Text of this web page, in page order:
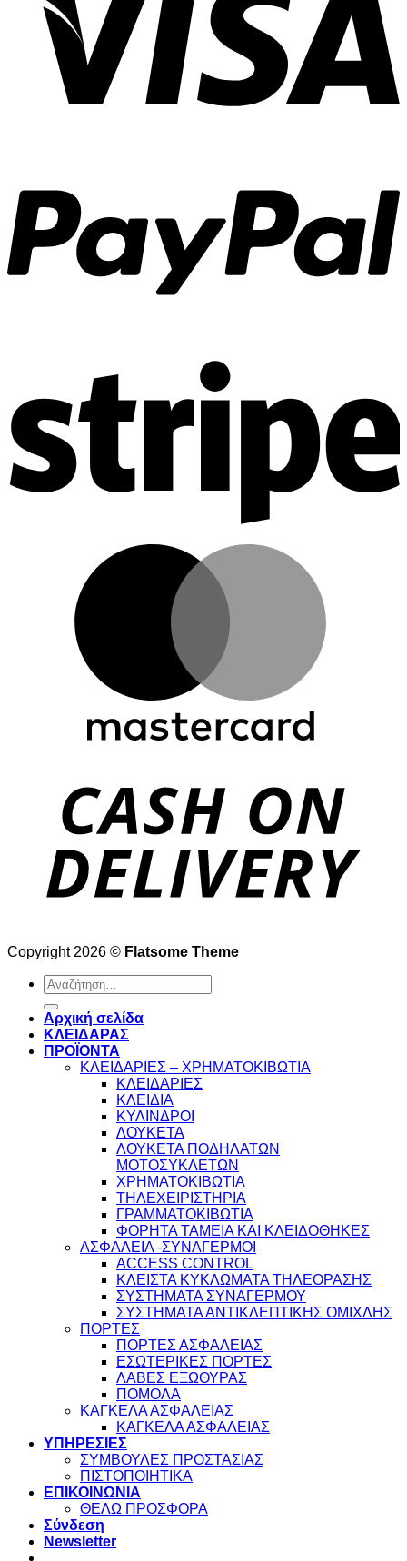
Copyright 2026 © Flatsome Theme
Αναζήτηση
για:
Αρχική σελίδα
ΚΛΕΙΔΑΡΑΣ
ΠΡΟΪΟΝΤΑ
ΚΛΕΙΔΑΡΙΕΣ – ΧΡΗΜΑΤΟΚΙΒΩΤΙΑ
ΚΛΕΙΔΑΡΙΕΣ
ΚΛΕΙΔΙΑ
ΚΥΛΙΝΔΡΟΙ
ΛΟΥΚΕΤΑ
ΛΟΥΚΕΤΑ ΠΟΔΗΛΑΤΩΝ
ΜΟΤΟΣΥΚΛΕΤΩΝ
ΧΡΗΜΑΤΟΚΙΒΩΤΙΑ
ΤΗΛΕΧΕΙΡΙΣΤΗΡΙΑ
ΓΡΑΜΜΑΤΟΚΙΒΩΤΙΑ
ΦΟΡΗΤΑ ΤΑΜΕΙΑ ΚΑΙ ΚΛΕΙΔΟΘΗΚΕΣ
ΑΣΦΑΛΕΙΑ -ΣΥΝΑΓΕΡΜΟΙ
ACCESS CONTROL
ΚΛΕΙΣΤΑ ΚΥΚΛΩΜΑΤΑ ΤΗΛΕΟΡΑΣΗΣ
ΣΥΣΤΗΜΑΤΑ ΣΥΝΑΓΕΡΜΟΥ
ΣΥΣΤΗΜΑΤΑ ΑΝΤΙΚΛΕΠΤΙΚΗΣ ΟΜΙΧΛΗΣ
ΠΟΡΤΕΣ
ΠΟΡΤΕΣ ΑΣΦΑΛΕΙΑΣ
ΕΣΩΤΕΡΙΚΕΣ ΠΟΡΤΕΣ
ΛΑΒΕΣ ΕΞΩΘΥΡΑΣ
ΠΟΜΟΛΑ
ΚΑΓΚΕΛΑ ΑΣΦΑΛΕΙΑΣ
ΚΑΓΚΕΛΑ ΑΣΦΑΛΕΙΑΣ
ΥΠΗΡΕΣΙΕΣ
ΣΥΜΒΟΥΛΕΣ ΠΡΟΣΤΑΣΙΑΣ
ΠΙΣΤΟΠΟΙΗΤΙΚΑ
ΕΠΙΚΟΙΝΩΝΙΑ
ΘΕΛΩ ΠΡΟΣΦΟΡΑ
Σύνδεση
Newsletter